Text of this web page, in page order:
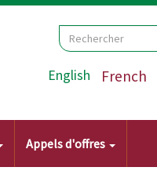
Search
Rechercher
English French
Appels d'offres